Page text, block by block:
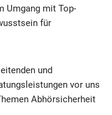
Umgang mit Top-
für
und
vor uns
Abhörsicherheit